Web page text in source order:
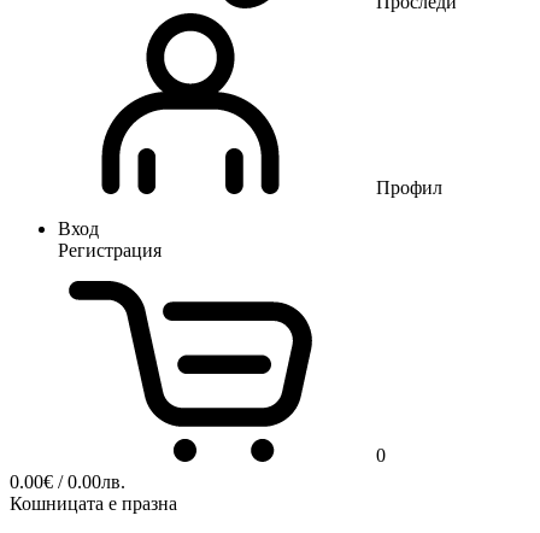
Профил
Вход
Регистрация
0
0.00€ / 0.00лв.
Кошницата е празна